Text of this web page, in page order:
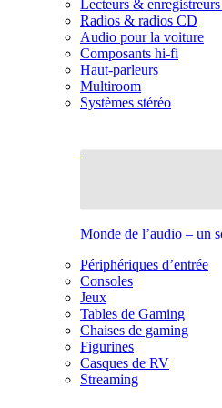
Lecteurs &
Radios & radios CD
Audio pour la voiture
Composants hi-fi
Haut-parleurs
Multiroom
Systèmes stéréo
Monde de l’audio – un
Périphériques d’entrée
Consoles
Jeux
Tables de Gaming
Chaises de gaming
Figurines
Casques de RV
Streaming